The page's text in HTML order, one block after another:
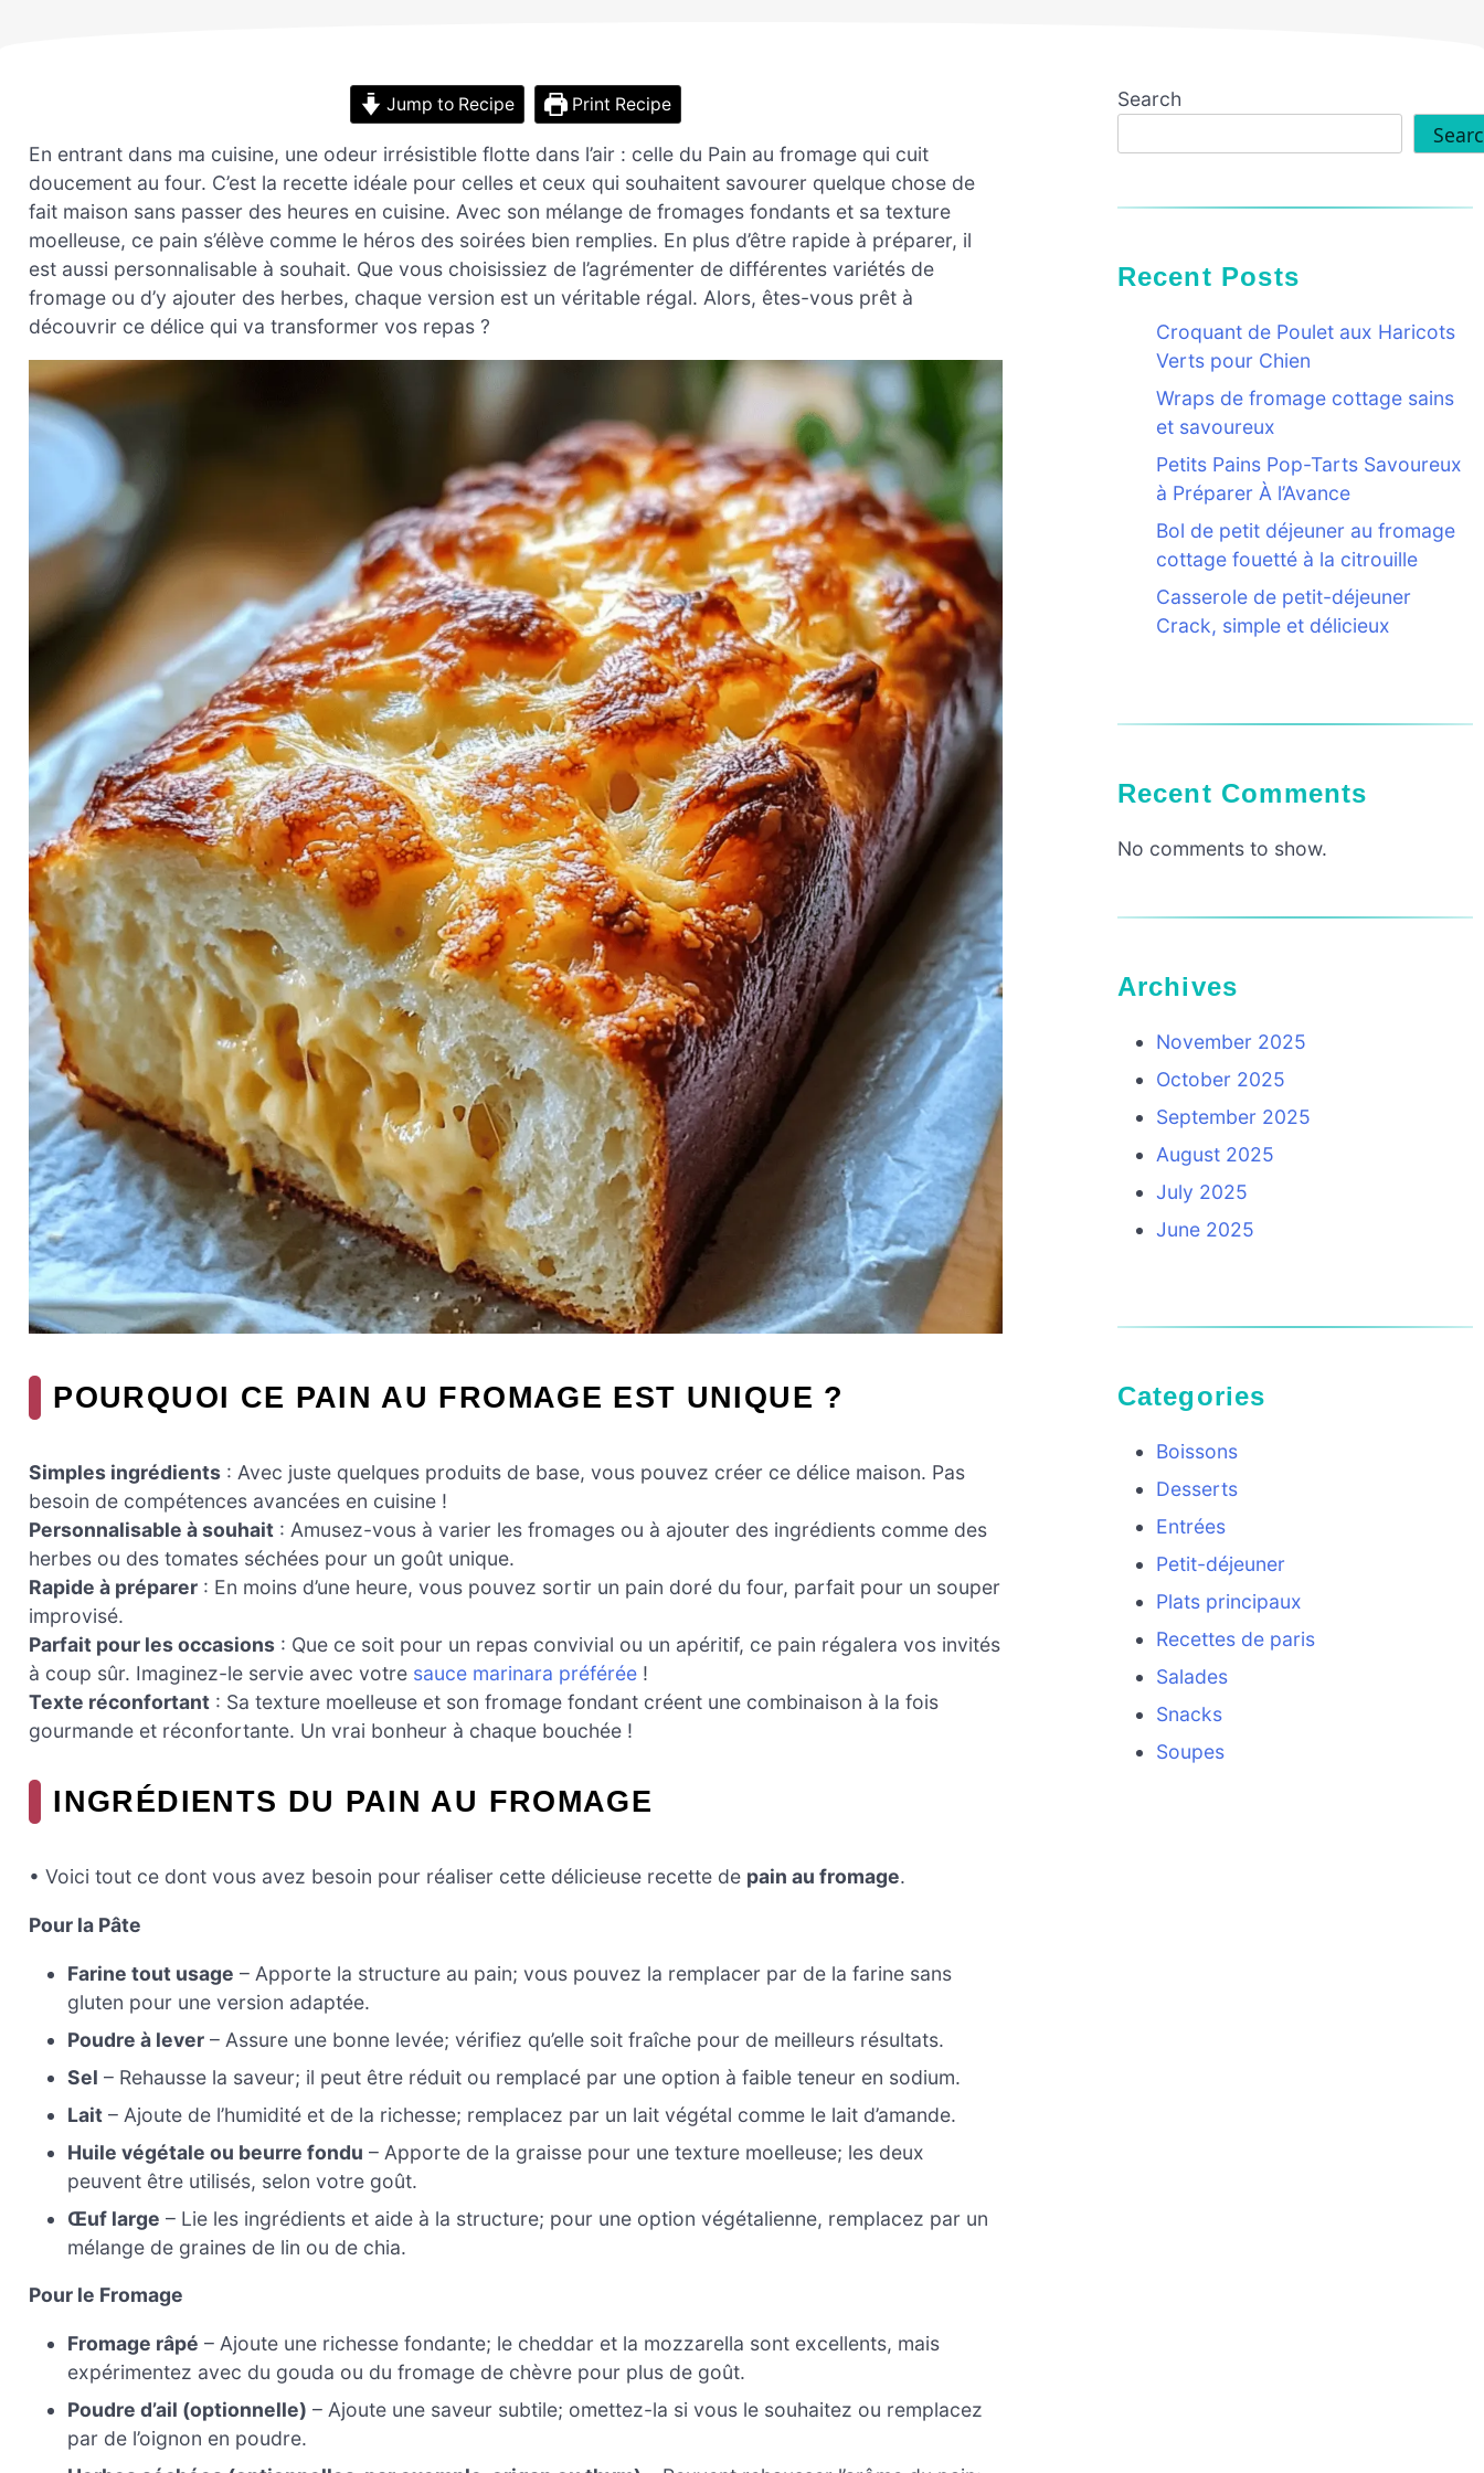
Jump to Recipe Print Recipe
En entrant dans ma cuisine, une odeur irrésistible flotte dans l’air : celle du Pain au fromage qui cuit
doucement au four. C’est la recette idéale pour celles et ceux qui souhaitent savourer quelque chose de
fait maison sans passer des heures en cuisine. Avec son mélange de fromages fondants et sa texture
moelleuse, ce pain s’élève comme le héros des soirées bien remplies. En plus d’être rapide à préparer, il
est aussi personnalisable à souhait. Que vous choisissiez de l’agrémenter de différentes variétés de
fromage ou d’y ajouter des herbes, chaque version est un véritable régal. Alors, êtes-vous prêt à
découvrir ce délice qui va transformer vos repas ?
POURQUOI CE PAIN AU FROMAGE EST UNIQUE ?
Simples ingrédients : Avec juste quelques produits de base, vous pouvez créer ce délice maison. Pas
besoin de compétences avancées en cuisine !
Personnalisable à souhait : Amusez-vous à varier les fromages ou à ajouter des ingrédients comme des
herbes ou des tomates séchées pour un goût unique.
Rapide à préparer : En moins d’une heure, vous pouvez sortir un pain doré du four, parfait pour un souper
improvisé.
Parfait pour les occasions : Que ce soit pour un repas convivial ou un apéritif, ce pain régalera vos invités
à coup sûr. Imaginez-le servie avec votre sauce marinara préférée !
Texte réconfortant : Sa texture moelleuse et son fromage fondant créent une combinaison à la fois
gourmande et réconfortante. Un vrai bonheur à chaque bouchée !
INGRÉDIENTS DU PAIN AU FROMAGE
• Voici tout ce dont vous avez besoin pour réaliser cette délicieuse recette de pain au fromage.
Pour la Pâte
Farine tout usage – Apporte la structure au pain; vous pouvez la remplacer par de la farine sans
gluten pour une version adaptée.
Poudre à lever – Assure une bonne levée; vérifiez qu’elle soit fraîche pour de meilleurs résultats.
Sel – Rehausse la saveur; il peut être réduit ou remplacé par une option à faible teneur en sodium.
Lait – Ajoute de l’humidité et de la richesse; remplacez par un lait végétal comme le lait d’amande.
Huile végétale ou beurre fondu – Apporte de la graisse pour une texture moelleuse; les deux
peuvent être utilisés, selon votre goût.
Œuf large – Lie les ingrédients et aide à la structure; pour une option végétalienne, remplacez par un
mélange de graines de lin ou de chia.
Pour le Fromage
Fromage râpé – Ajoute une richesse fondante; le cheddar et la mozzarella sont excellents, mais
expérimentez avec du gouda ou du fromage de chèvre pour plus de goût.
Poudre d’ail (optionnelle) – Ajoute une saveur subtile; omettez-la si vous le souhaitez ou remplacez
par de l’oignon en poudre.
Search
Recent Posts
Croquant de Poulet aux Haricots
Verts pour Chien
Wraps de fromage cottage sains
et savoureux
Petits Pains Pop-Tarts Savoureux
à Préparer À l’Avance
Bol de petit déjeuner au fromage
cottage fouetté à la citrouille
Casserole de petit-déjeuner
Crack, simple et délicieux
Recent Comments
No comments to show.
Archives
November 2025
October 2025
September 2025
August 2025
July 2025
June 2025
Categories
Boissons
Desserts
Entrées
Petit-déjeuner
Plats principaux
Recettes de paris
Salades
Snacks
Soupes